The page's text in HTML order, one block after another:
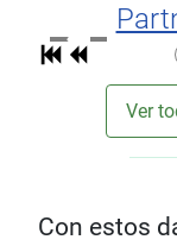
Ver
Con estos